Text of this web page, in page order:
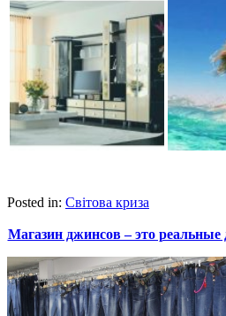
Posted in: Світова криза
Магазин джинсов – это реальные